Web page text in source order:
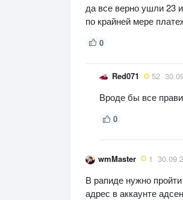
да все верно ушли 23
по крайней мере
0
Red071 52
Вроде бы все
0
wmMaster 1
В рапиде нужно
адрес в аккаунте